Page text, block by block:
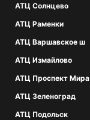
АТЦ Солнцево
АТЦ Раменки
АТЦ Варшавское ш
АТЦ Измайлово
АТЦ Проспект Мира
АТЦ Зеленоград
АТЦ Подольск